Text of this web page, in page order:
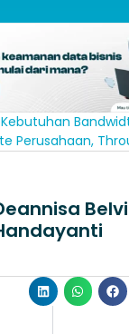
Kebutuhan
Perusahaan,